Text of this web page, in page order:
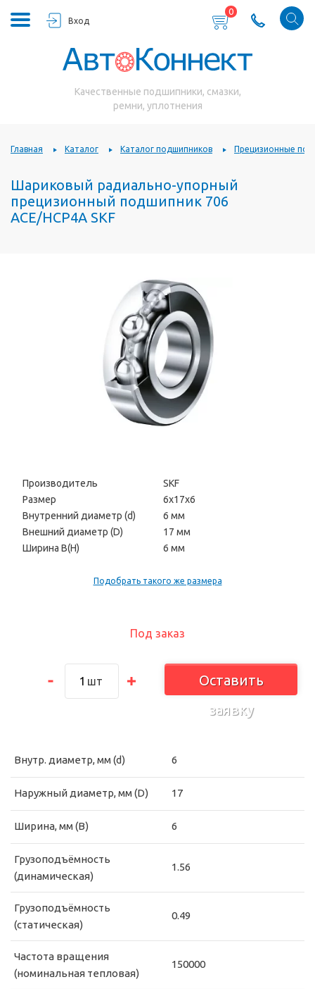
Вход
0
Качественные подшипники, смазки,
ремни, уплотнения
Главная Каталог Каталог подшипников Прецизионные
Шариковый радиально-упорный
прецизионный подшипник 706
ACE/HCP4A SKF
Под заказ
шт
Оставить
заявку
Производитель
SKF
Размер
6х17х6
Внутренний диаметр (d)
6 мм
Внешний диаметр (D)
17 мм
Ширина В(H)
6 мм
Подобрать такого же размера
Внутр. диаметр, мм (d) 6
Наружный диаметр, мм (D) 17
Ширина, мм (B) 6
Грузоподъёмность
(динамическая)
1.56
Грузоподъёмность
(статическая)
0.49
Частота вращения
(номинальная тепловая)
150000